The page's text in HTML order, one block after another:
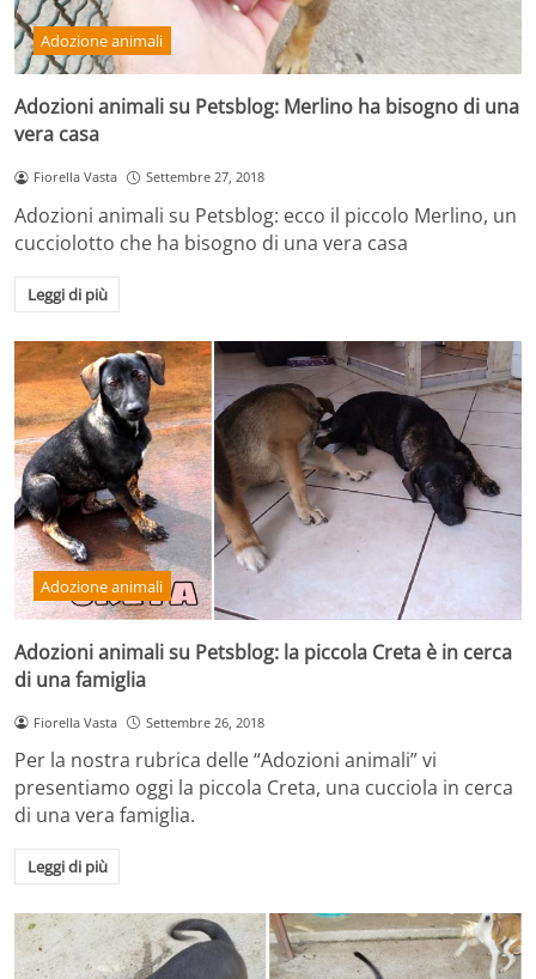
Adozione animali
Adozioni animali su Petsblog: Merlino ha bisogno di una
vera casa
Fiorella Vasta Settembre 27, 2018
Adozioni animali su Petsblog: ecco il piccolo Merlino, un
cucciolotto che ha bisogno di una vera casa
Leggi di più
Adozione animali
Adozioni animali su Petsblog: la piccola Creta è in cerca
di una famiglia
Fiorella Vasta Settembre 26, 2018
Per la nostra rubrica delle “Adozioni animali” vi
presentiamo oggi la piccola Creta, una cucciola in cerca
di una vera famiglia.
Leggi di più